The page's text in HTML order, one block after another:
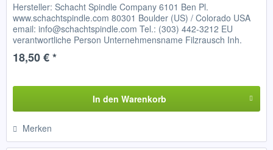
Hersteller: Schacht Spindle Company 6101 Ben Pl.
www.schachtspindle.com 80301 Boulder (US) / Colorado USA
email: info@schachtspindle.com Tel.: (303) 442-3212 EU
verantwortliche Person Unternehmensname Filzrausch Inh.
Frieder Glatzer...
18,50 € *
In den Warenkorb
Merken